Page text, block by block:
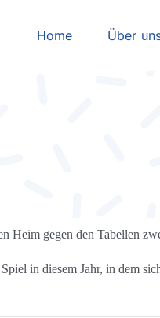
Home Über
Heim gegen den Tabellen
in diesem Jahr, in dem